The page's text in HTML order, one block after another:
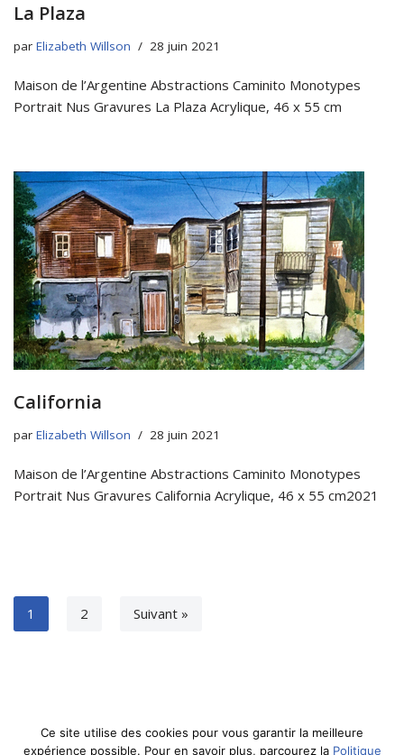
La Plaza
par Elizabeth Willson 28 juin 2021
Maison de l’Argentine Abstractions Caminito Monotypes
Portrait Nus Gravures La Plaza Acrylique, 46 x 55 cm
California
par Elizabeth Willson 28 juin 2021
Maison de l’Argentine Abstractions Caminito Monotypes
Portrait Nus Gravures California Acrylique, 46 x 55 cm2021
1 2 Suivant »
Mentions Légales
Ce site utilise des cookies pour vous garantir la meilleure
expérience possible. Pour en savoir plus, parcourez la Politique